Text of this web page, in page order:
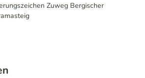
Zuweg Bergischer